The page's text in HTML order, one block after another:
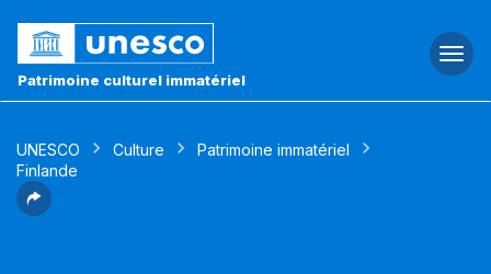
Patrimoine culturel immatériel
UNESCO Culture
Patrimoine immatériel
Finlande